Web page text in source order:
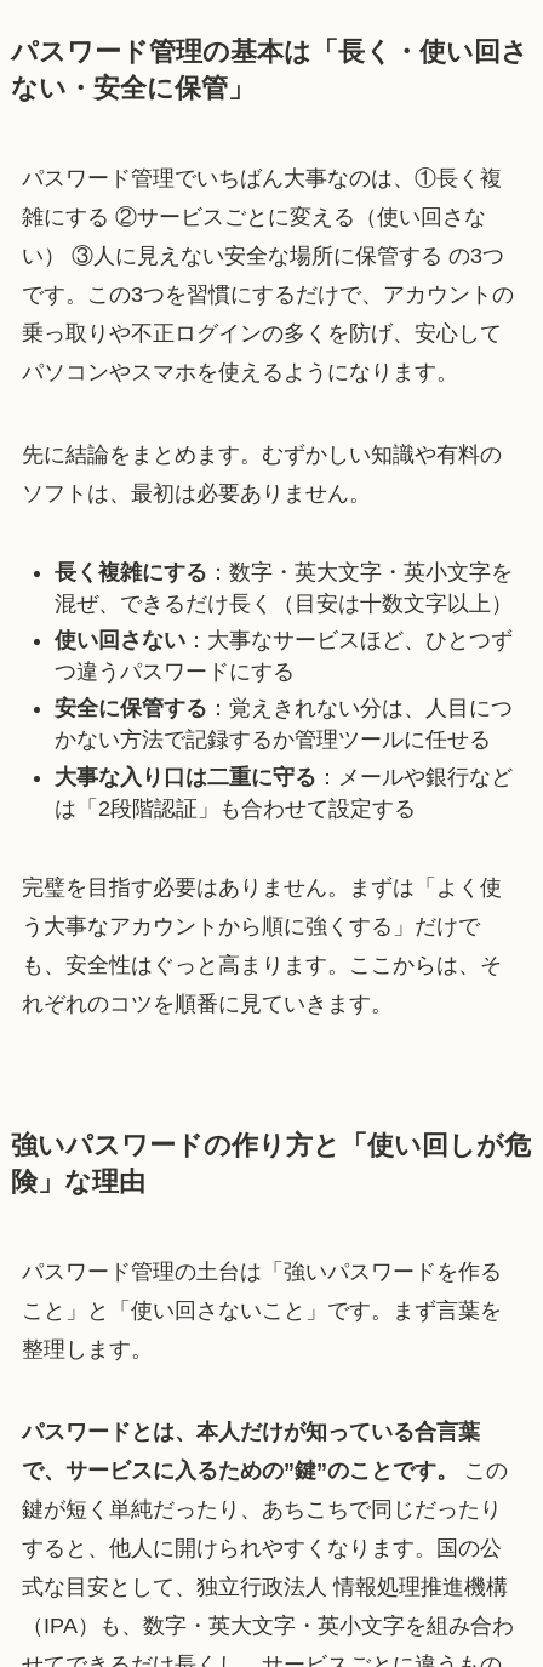
パスワード管理の基本は「長く・使い回さ
ない・安全に保管」
パスワード管理でいちばん大事なのは、①長く複
雑にする ②サービスごとに変える（使い回さな
い） ③人に見えない安全な場所に保管する の3つ
です。この3つを習慣にするだけで、アカウントの
乗っ取りや不正ログインの多くを防げ、安心して
パソコンやスマホを使えるようになります。
先に結論をまとめます。むずかしい知識や有料の
ソフトは、最初は必要ありません。
長く複雑にする ：数字・英大文字・英小文字を
混ぜ、できるだけ長く（目安は十数文字以上）
使い回さない：大事なサービスほど、ひとつず
つ違うパスワードにする
安全に保管する ：覚えきれない分は、人目につ
かない方法で記録するか管理ツールに任せる
大事な入り口は二重に守る ：メールや銀行など
は「2段階認証」も合わせて設定する
完璧を目指す必要はありません。まずは「よく使
う大事なアカウントから順に強くする」だけで
も、安全性はぐっと高まります。ここからは、そ
れぞれのコツを順番に見ていきます。
強いパスワードの作り方と「使い回しが危
険」な理由
パスワード管理の土台は「強いパスワードを作る
こと」と「使い回さないこと」です。まず言葉を
整理します。
パスワードとは、本人だけが知っている合言葉
で、サービスに入るための”鍵”のことです。
この
鍵が短く単純だったり、あちこちで同じだったり
すると、他人に開けられやすくなります。国の公
式な目安として、独立行政法人 情報処理推進機構
（IPA）も、数字・英大文字・英小文字を組み合わ